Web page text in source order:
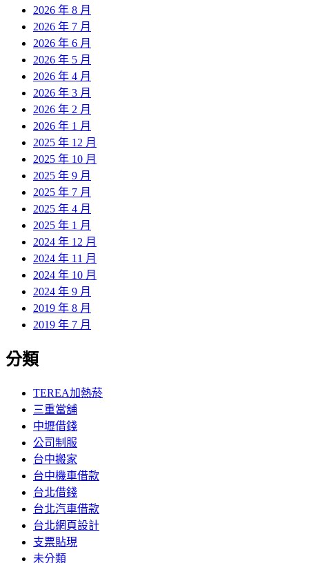
2026 年 8 月
2026 年 7 月
2026 年 6 月
2026 年 5 月
2026 年 4 月
2026 年 3 月
2026 年 2 月
2026 年 1 月
2025 年 12 月
2025 年 10 月
2025 年 9 月
2025 年 7 月
2025 年 4 月
2025 年 1 月
2024 年 12 月
2024 年 11 月
2024 年 10 月
2024 年 9 月
2019 年 8 月
2019 年 7 月
分類
TEREA加熱菸
三重當舖
中壢借錢
公司制服
台中搬家
台中機車借款
台北借錢
台北汽車借款
台北網頁設計
支票貼現
未分類